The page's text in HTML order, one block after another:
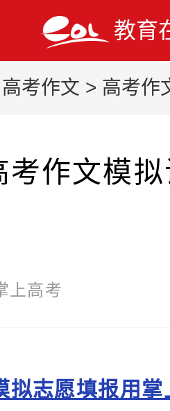
教育
高考作文 > 高考作
考作文模
上高考
拟志愿填报用